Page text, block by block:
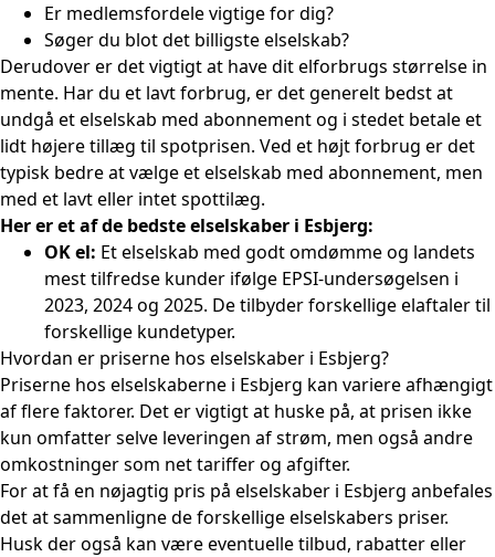
Er medlemsfordele vigtige for dig?
Søger du blot det billigste elselskab?
Derudover er det vigtigt at have dit elforbrugs størrelse in
mente. Har du et lavt forbrug, er det generelt bedst at
undgå et elselskab med abonnement og i stedet betale et
lidt højere tillæg til spotprisen. Ved et højt forbrug er det
typisk bedre at vælge et elselskab med abonnement, men
med et lavt eller intet spottilæg.
Her er et af de bedste elselskaber i Esbjerg:
OK el: Et elselskab med godt omdømme og landets
mest tilfredse kunder ifølge EPSI-undersøgelsen i
2023, 2024 og 2025. De tilbyder forskellige elaftaler til
forskellige kundetyper.
Hvordan er priserne hos elselskaber i Esbjerg?
Priserne hos elselskaberne i Esbjerg kan variere afhængigt
af flere faktorer. Det er vigtigt at huske på, at prisen ikke
kun omfatter selve leveringen af ​​strøm, men også andre
omkostninger som net tariffer og afgifter.
For at få en nøjagtig pris på elselskaber i Esbjerg anbefales
det at sammenligne de forskellige elselskabers priser.
Husk der også kan være eventuelle tilbud, rabatter eller